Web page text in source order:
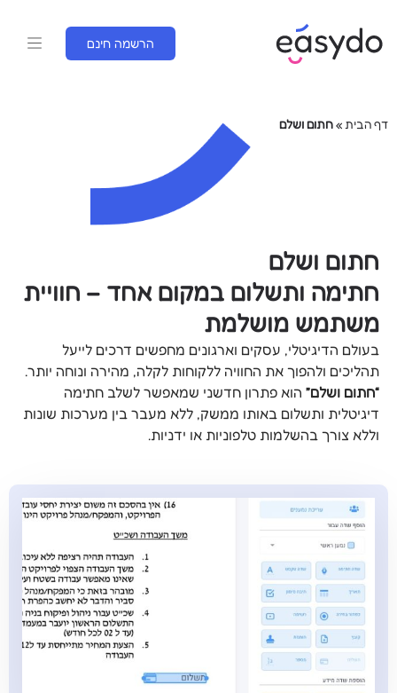
הרשמה חינם
דף הבית »חתום ושלם
חתום ושלם
חתימה ותשלום במקום אחד – חוויית
משתמש מושלמת
בעולם הדיגיטלי, עסקים וארגונים מחפשים דרכים לייעל
תהליכים ולהפוך את החוויה ללקוחות לקלה, מהירה ונוחה יותר.
“חתום ושלם” הוא פתרון חדשני שמאפשר לשלב חתימה
דיגיטלית ותשלום באותו ממשק, ללא מעבר בין מערכות שונות
וללא צורך בהשלמות טלפוניות או ידניות.